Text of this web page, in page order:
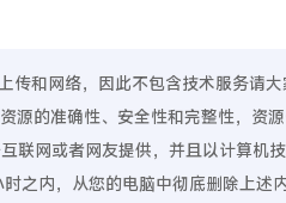
传和网络，因此不包含技术服务请
源的准确性、安全性和完整性，资
联网或者网友提供，并且以计算机
之内，从您的电脑中彻底删除上述